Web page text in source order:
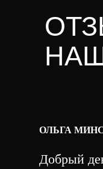
ОЛЬГА
Добрый